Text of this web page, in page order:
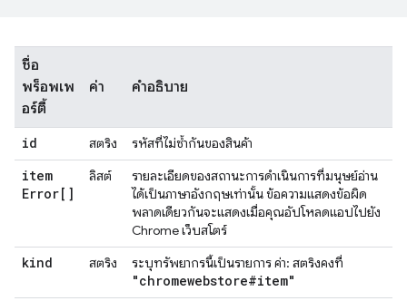
ชื่อ
พร็อพเพ
อร์ตี้
ค่า คำอธิบาย
id สตริง รหัสที่ไม่ซ้ำกันของสินค้า
item
Error[]
ลิสต์
รายละเอียดของสถานะการดำเนินการที่มนุษย์อ่าน
ได้เป็นภาษาอังกฤษเท่านั้น ข้อความแสดงข้อผิด
พลาดเดียวกันจะแสดงเมื่อคุณอัปโหลดแอปไปยัง
Chrome เว็บสโตร์
kind สตริง ระบุทรัพยากรนี้เป็นรายการ ค่า: สตริงคงที่
"chromewebstore#item"